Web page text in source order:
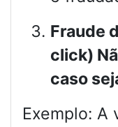
Fraude
click)
caso
Exemplo: A